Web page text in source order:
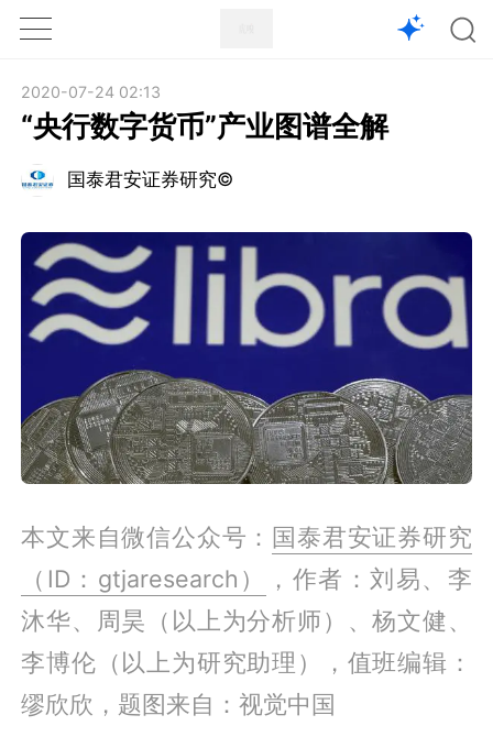
1X
2020-07-24 02:13
“央行数字货币”产业图谱全解
国泰君安证券研究©
本文来自微信公众号： 国泰君安证券研究
（ID：gtjaresearch）
，作者：刘易、李
沐华、周昊（以上为分析师）、杨文健、
李博伦（以上为研究助理），值班编辑：
缪欣欣，题图来自：视觉中国